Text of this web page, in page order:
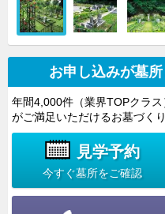
お申し込みが墓
年間4,000件（業界TOPクラ
がご満足いただけるお墓づく
見学予約
今すぐ墓所をご確認